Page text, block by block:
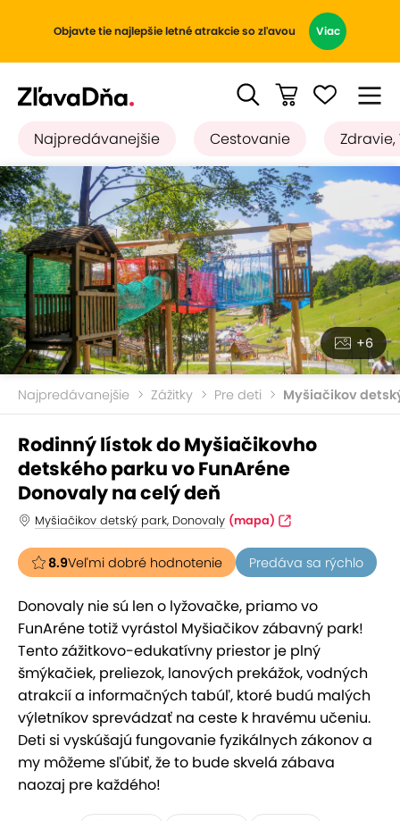
Objavte tie najlepšie letné atrakcie so zľavou Viac
Najpredávanejšie Cestovanie Zdravie,
+6
Najpredávanejšie Zážitky Pre deti Myšiačikov
Rodinný lístok do Myšiačikovho
detského parku vo FunAréne
Donovaly na celý deň
Myšiačikov detský park, Donovaly (mapa)
8.9Veľmi dobré hodnotenie Predáva sa rýchlo
Donovaly nie sú len o lyžovačke, priamo vo
FunAréne totiž vyrástol Myšiačikov zábavný park!
Tento zážitkovo-edukatívny priestor je plný
šmýkačiek, preliezok, lanových prekážok, vodných
atrakcií a informačných tabúľ, ktoré budú malých
výletníkov sprevádzať na ceste k hravému učeniu.
Deti si vyskúšajú fungovanie fyzikálnych zákonov a
my môžeme sľúbiť, že to bude skvelá zábava
naozaj pre každého!